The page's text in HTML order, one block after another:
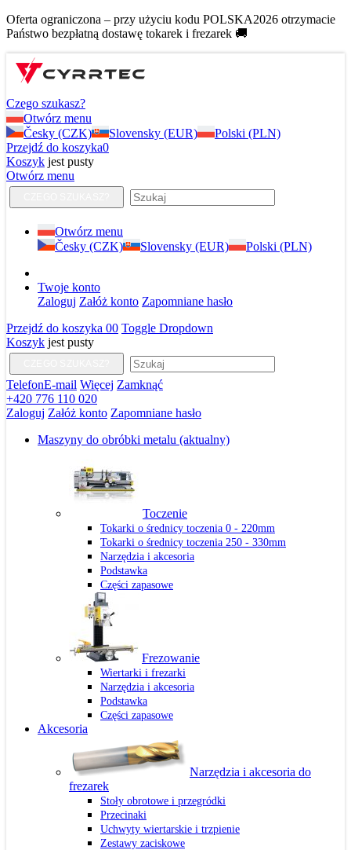
Oferta ograniczona – przy użyciu kodu POLSKA2026 otrzymacie
Państwo bezpłatną dostawę tokarek i frezarek 🚚
Czego szukasz?
Otwórz menu
Česky (CZK)
Slovensky (EUR)
Polski (PLN)
Przejdź do koszyka0
Koszyk jest pusty
Otwórz menu
Otwórz menu
Česky (CZK)
Slovensky (EUR) Polski (PLN)
Twoje konto
Zaloguj Załóż konto Zapomniane hasło
Przejdź do koszyka 00 Toggle Dropdown
Koszyk jest pusty
TelefonE-mail Więcej Zamknąć
+420 776 110 020
Zaloguj Załóż konto Zapomniane hasło
Maszyny do obróbki metalu (aktualny)
Toczenie
Tokarki o średnicy toczenia 0 - 220mm
Tokarki o średnicy toczenia 250 - 330mm
Narzędzia i akcesoria
Podstawka
Części zapasowe
Frezowanie
Wiertarki i frezarki
Narzędzia i akcesoria
Podstawka
Części zapasowe
Akcesoria
Narzędzia i akcesoria do
frezarek
Stoły obrotowe i przegródki
Przecinaki
Uchwyty wiertarskie i trzpienie
Zestawy zaciskowe